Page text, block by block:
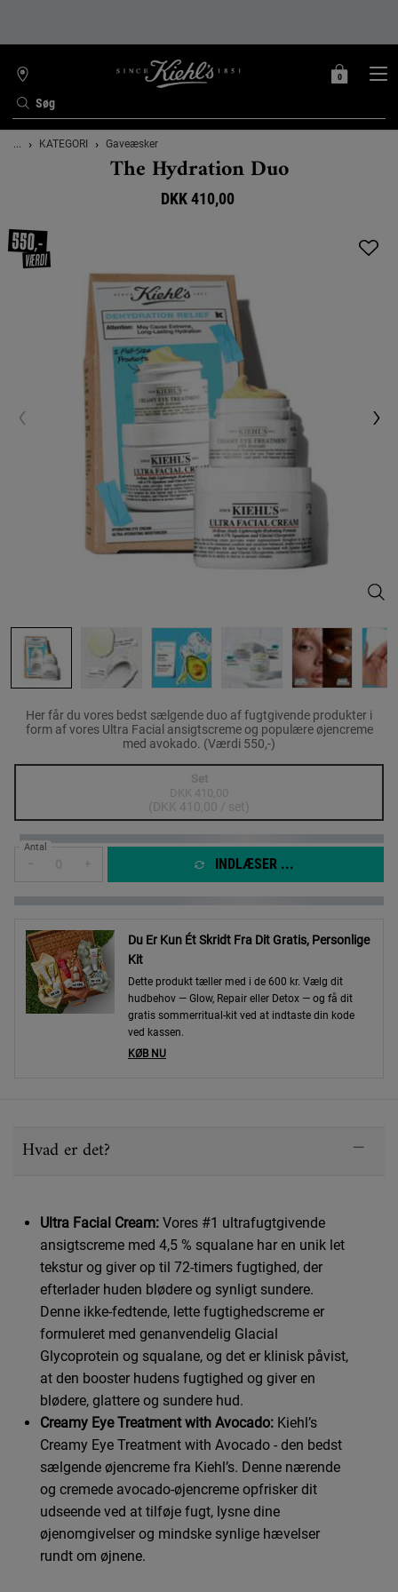
Søg
FIND
BUTIK
MIN
0
0 PRODUKT
Main content
... KATEGORI Gaveæsker
The Hydration Duo
DKK 410,00
Her får du vores bedst sælgende duo af fugtgivende produkter i
form af vores Ultra Facial ansigtscreme og populære øjencreme
med avokado. (Værdi 550,-)
Valgte
Produkter er udsolgt
Set
DKK 410,00
(DKK 410,00 / set)
, 1 of 1
Antal
INDLÆSER ...
Du Er Kun Ét Skridt Fra Dit Gratis, Personlige
Kit
Dette produkt tæller med i de 600 kr. Vælg dit
hudbehov — Glow, Repair eller Detox — og få dit
gratis sommerritual-kit ved at indtaste din kode
ved kassen.
KØB NU
Hvad er det?
Ultra Facial Cream: Vores #1 ultrafugtgivende
ansigtscreme med 4,5 % squalane har en unik let
tekstur og giver op til 72-timers fugtighed, der
efterlader huden blødere og synligt sundere.
Denne ikke-fedtende, lette fugtighedscreme er
formuleret med genanvendelig Glacial
Glycoprotein og squalane, og det er klinisk påvist,
at den booster hudens fugtighed og giver en
blødere, glattere og sundere hud.
Creamy Eye Treatment with Avocado: Kiehl’s
Creamy Eye Treatment with Avocado - den bedst
sælgende øjencreme fra Kiehl’s. Denne nærende
og cremede avocado-øjencreme opfrisker dit
udseende ved at tilføje fugt, lysne dine
øjenomgivelser og mindske synlige hævelser
rundt om øjnene.